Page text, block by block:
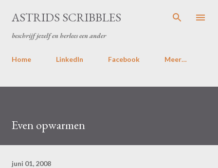
Doorgaan naar hoofdcontent
ASTRIDS SCRIBBLES
beschrijf jezelf en herlees een ander
Home LinkedIn Facebook Meer…
Even opwarmen
juni 01, 2008